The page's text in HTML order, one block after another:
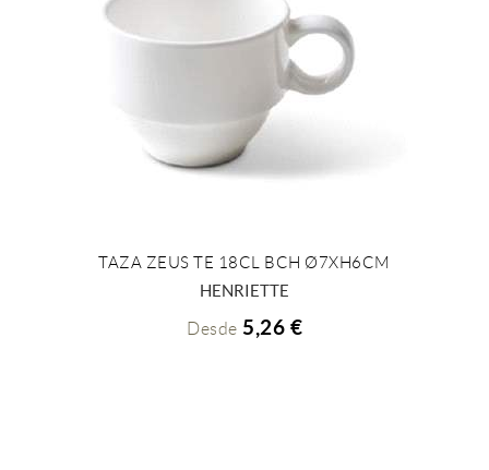
+ INFO
TAZA ZEUS TE 18CL BCH Ø7XH6CM
HENRIETTE
Desde 5,26 €